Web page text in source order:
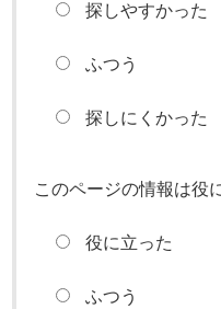
探しやすかった
ふつう
探しにくかった
このページの情報は役
役に立った
ふつう